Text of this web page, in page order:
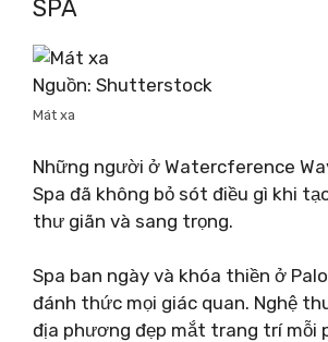
SPA
Nguồn: Shutterstock
Mát xa
Những người ở Watercference
Spa đã không bỏ sót điều gì khi
thư giãn và sang trọng.
Spa ban ngày và khóa thiền ở
đánh thức mọi giác quan. Nghệ
địa phương đẹp mắt trang trí mỗi